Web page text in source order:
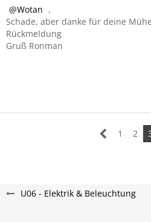
Wotan ,
Schade, aber danke für deine
Rückmeldung
Gruß Ronman
1 2
U06 - Elektrik & Beleuchtung